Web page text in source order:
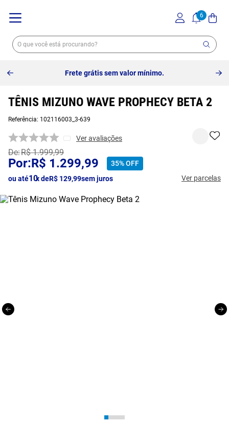
10% off no pix à vista - Saiba mais
TÊNIS MIZUNO WAVE PROPHECY BETA 2
Referência: 102116003_3-639
Ver avaliações
R$ 1.999,99
R$ 1.299,99 35%OFF
ou até10x deR$ 129,99sem juros Ver parcelas